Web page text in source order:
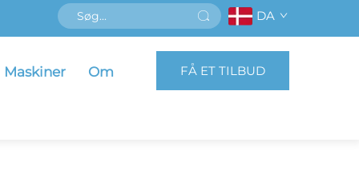
DA
Maskiner Om FÅ ET TILBUD